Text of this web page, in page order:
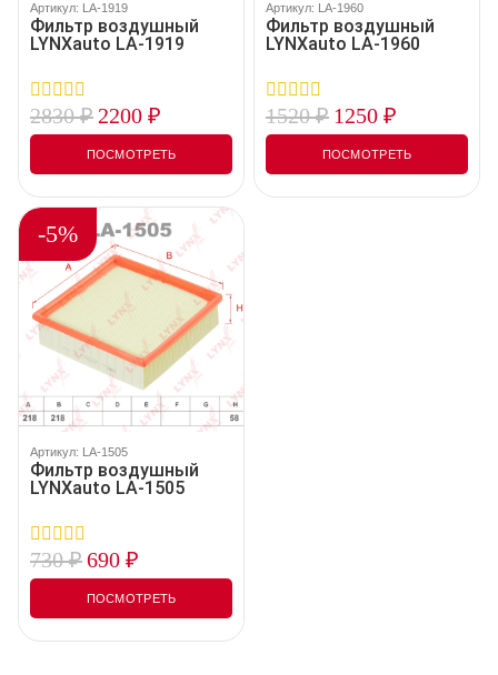
Артикул: LA-1919
Фильтр воздушный
LYNXauto LA-1919
0
out
5
2830₽2200 ₽
ПОСМОТРЕТЬ
Артикул: LA-1960
Фильтр воздушный
LYNXauto LA-1960
0
out
5
1520₽ 1250 ₽
ПОСМОТРЕТЬ
-5%
Артикул: LA-1505
Фильтр воздушный
LYNXauto LA-1505
0
out
5
730₽690 ₽
ПОСМОТРЕТЬ